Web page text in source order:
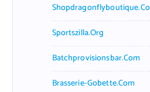
Sportszilla.org
Batchprovisionsbar.com
Brasserie-Gobette.com